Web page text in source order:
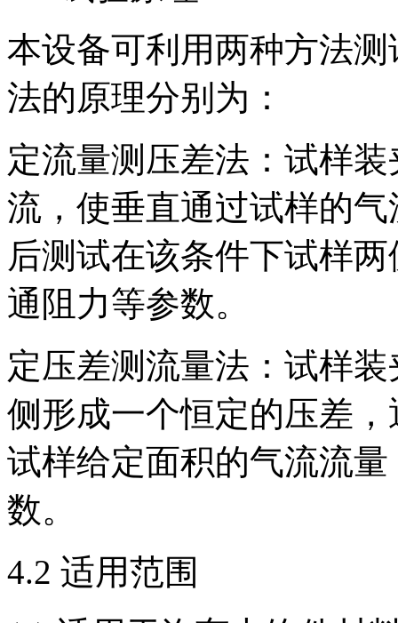
本设备可利用两种方法
法的原理分别为：
定流量测压差法：试样
流，使垂直通过试样的
后测试在该条件下试样
通阻力等参数。
定压差测流量法：试样
侧形成一个恒定的压差
试样给定面积的气流流
数。
4.2 适用范围